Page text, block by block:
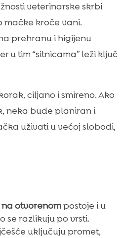
boravka vani:
veterinarske skrbi
mačke kroče vani.
prehranu i higijenu
u tim “sitnicama” leži ključ
ciljano i smireno. Ako
neka bude planiran i
uživati u većoj slobodi,
otvorenompostoje i u
se razlikuju po vrsti.
uključuju promet,